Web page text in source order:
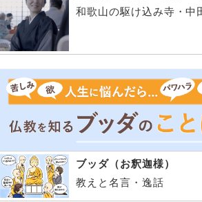
和歌山の駆け込み寺・中
ブッダ（お釈迦様）
教えと名言・逸話